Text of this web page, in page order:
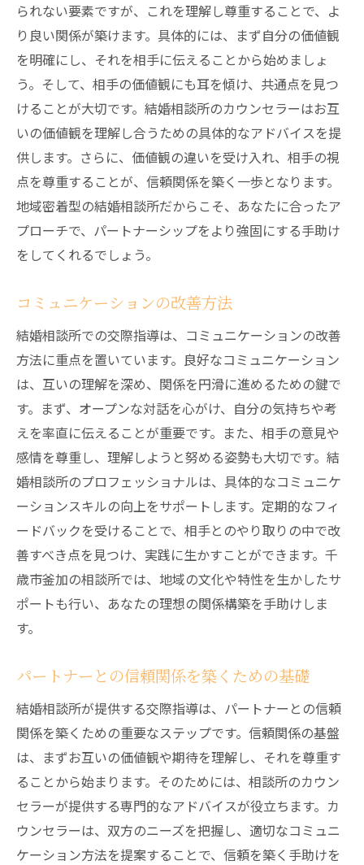
られない要素ですが、これを理解し尊重することで、よ
り良い関係が築けます。具体的には、まず自分の価値観
を明確にし、それを相手に伝えることから始めましょ
う。そして、相手の価値観にも耳を傾け、共通点を見つ
けることが大切です。結婚相談所のカウンセラーはお互
いの価値観を理解し合うための具体的なアドバイスを提
供します。さらに、価値観の違いを受け入れ、相手の視
点を尊重することが、信頼関係を築く一歩となります。
地域密着型の結婚相談所だからこそ、あなたに合ったア
プローチで、パートナーシップをより強固にする手助け
をしてくれるでしょう。
コミュニケーションの改善方法
結婚相談所での交際指導は、コミュニケーションの改善
方法に重点を置いています。良好なコミュニケーション
は、互いの理解を深め、関係を円滑に進めるための鍵で
す。まず、オープンな対話を心がけ、自分の気持ちや考
えを率直に伝えることが重要です。また、相手の意見や
感情を尊重し、理解しようと努める姿勢も大切です。結
婚相談所のプロフェッショナルは、具体的なコミュニケ
ーションスキルの向上をサポートします。定期的なフィ
ードバックを受けることで、相手とのやり取りの中で改
善すべき点を見つけ、実践に生かすことができます。千
歳市釜加の相談所では、地域の文化や特性を生かしたサ
ポートも行い、あなたの理想の関係構築を手助けしま
す。
パートナーとの信頼関係を築くための基礎
結婚相談所が提供する交際指導は、パートナーとの信頼
関係を築くための重要なステップです。信頼関係の基盤
は、まずお互いの価値観や期待を理解し、それを尊重す
ることから始まります。そのためには、相談所のカウン
セラーが提供する専門的なアドバイスが役立ちます。カ
ウンセラーは、双方のニーズを把握し、適切なコミュニ
ケーション方法を提案することで、信頼を築く手助けを